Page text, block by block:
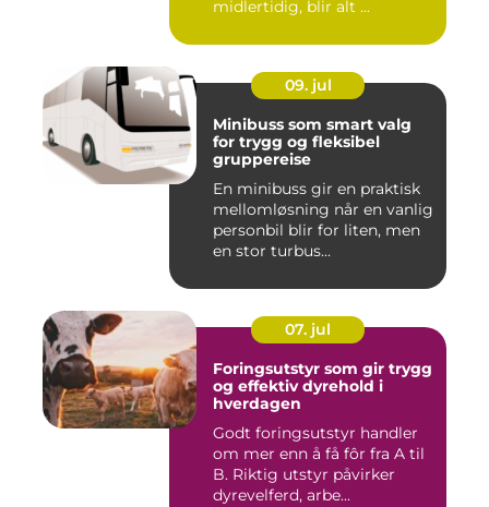
midlertidig, blir alt ...
09. jul
Minibuss som smart valg
for trygg og fleksibel
gruppereise
En minibuss gir en praktisk
mellomløsning når en vanlig
personbil blir for liten, men
en stor turbus...
07. jul
Foringsutstyr som gir trygg
og effektiv dyrehold i
hverdagen
Godt foringsutstyr handler
om mer enn å få fôr fra A til
B. Riktig utstyr påvirker
dyrevelferd, arbe...